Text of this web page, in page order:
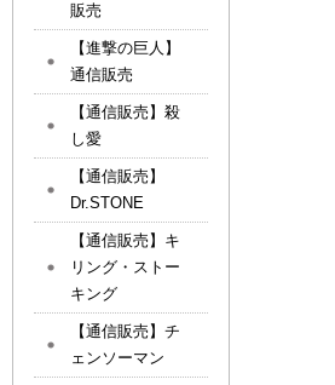
販売
【進撃の巨人】
通信販売
【通信販売】殺
し愛
【通信販売】
Dr.STONE
【通信販売】キ
リング・ストー
キング
【通信販売】チ
ェンソーマン